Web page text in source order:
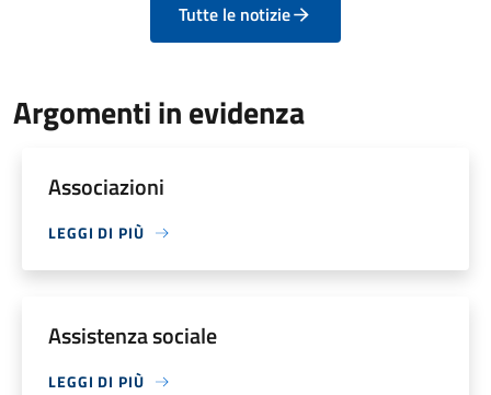
Tutte le notizie
Argomenti in evidenza
Associazioni
LEGGI DI PIÙ
Assistenza sociale
LEGGI DI PIÙ